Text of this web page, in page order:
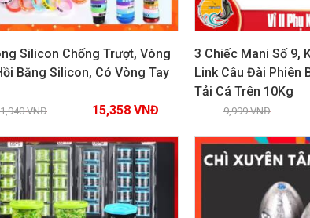
Silicon Chống Trượt, Vòng
Bằng Silicon, Có Vòng Tay
VNĐ 15,358VNĐ
Xem
3 Chiếc Mani Số 9,
Link Câu Đài Phiên
Tải Cá Trên 10Kg
9,999VNĐ